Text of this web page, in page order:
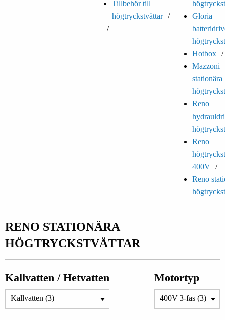
Tillbehör till
högtryckstvättar
Gloria
Hotbox
Mazzoni
stationära
Reno
Reno
400V
Reno
RENO STATIONÄRA
HÖGTRYCKSTVÄTTAR
Kallvatten / Hetvatten Motortyp